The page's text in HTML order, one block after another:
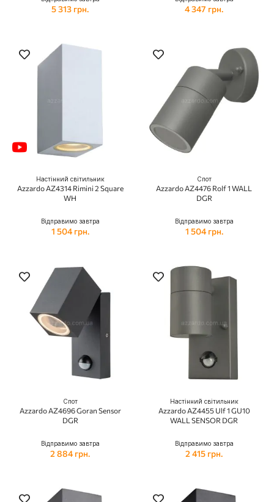
5 313 грн. 4 347 грн.
Настінний світильник
Azzardo AZ4314 Rimini 2 Square
WH
Відправимо завтра
1 504 грн.
Спот
Azzardo AZ4476 Rolf 1 WALL
DGR
Відправимо завтра
1 504 грн.
Спот
Azzardo AZ4696 Goran Sensor
DGR
Відправимо завтра
2 884 грн.
Настінний світильник
Azzardo AZ4455 Ulf 1 GU10
WALL SENSOR DGR
Відправимо завтра
2 415 грн.